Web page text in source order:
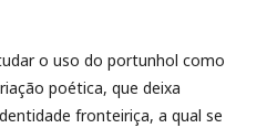
o uso do portunhol como
poética, que deixa
fronteiriça, a qual se